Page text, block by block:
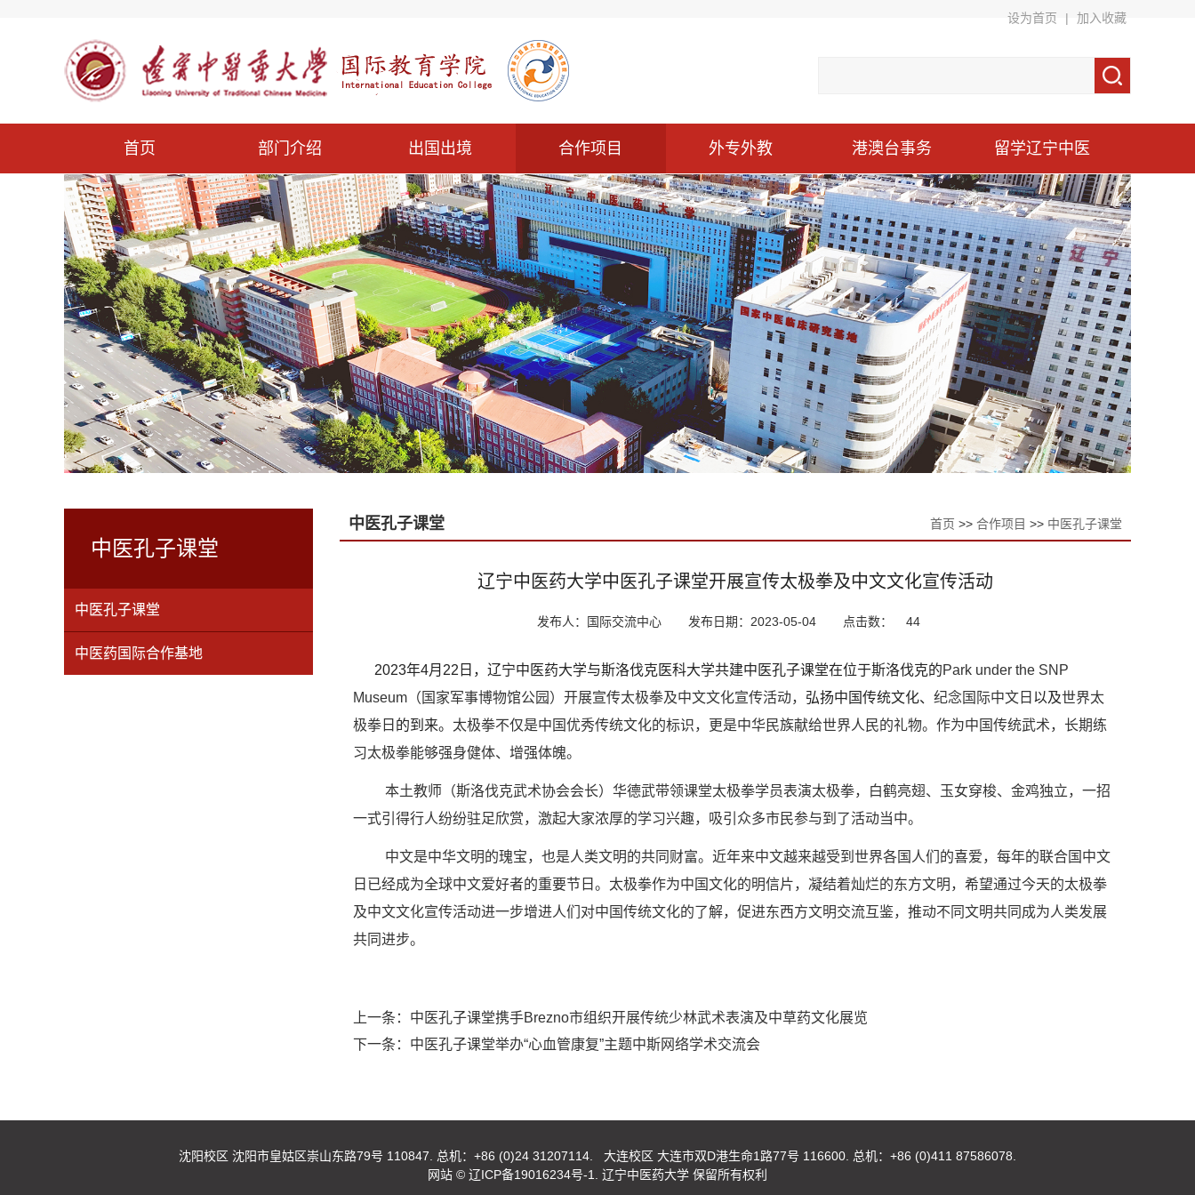
设为首页 | 加入收藏
首页 部门介绍 出国出境 合作项目 外专外教 港澳台事务 留学辽宁中医
中医孔子课堂
中医孔子课堂
中医药国际合作基地
中医孔子课堂 首页 >> 合作项目 >> 中医孔子课堂
辽宁中医药大学中医孔子课堂开展宣传太极拳及中文文化宣传活动
发布人：国际交流中心 发布日期：2023-05-04 点击数： 44
2023年4月22日， 辽宁中医药大学与斯洛伐克医科大学共建中医孔子课堂在位于斯洛伐克的Park under the SNP
Museum（国家军事博物馆公园）开展宣传太极拳及中文文化宣传活动， 弘扬中国传统文化、 纪念国际中文日 以及世界太
极拳日 的到来。 太极拳不仅是中国优秀传统文化的标识，更是中华民族献给世界人民的礼物。作为中国传统武术，长期练
习太极拳能够强身健体、增强体魄。
本土教师（斯洛伐克武术协会会长）华德武带领课堂太极拳学员表演太极拳，白鹤亮翅、 玉女穿梭、金鸡独立， 一招
一式引得行人纷纷驻足欣赏， 激起大家浓厚的学习兴趣，吸引 众多市民参与到了活动当中。
中文是中华文明的瑰宝，也是人类文明的共同财富。近年来中文越来越受到世界各国人们的喜爱，每年的联合国中文
日已经成为全球中文爱好者的重要节日。太极拳作为中国文化的明信片，凝结着灿烂的东方文明，希望通过今天的太极拳
及中文文化宣传活动进一步增进人们对中国传统文化的了解，促进东西方文明交流互鉴，推动不同文明共同成为人类发展
共同进步。
上一条： 中医孔子课堂携手Brezno市组织开展传统少林武术表演及中草药文化展览
下一条： 中医孔子课堂举办“心血管康复”主题中斯网络学术交流会
沈阳校区 沈阳市皇姑区崇山东路79号 110847. 总机：+86 (0)24 31207114. 大连校区 大连市双D港生命1路77号 116600. 总机：+86 (0)411 87586078.
网站 © 辽ICP备19016234号-1. 辽宁中医药大学 保留所有权利